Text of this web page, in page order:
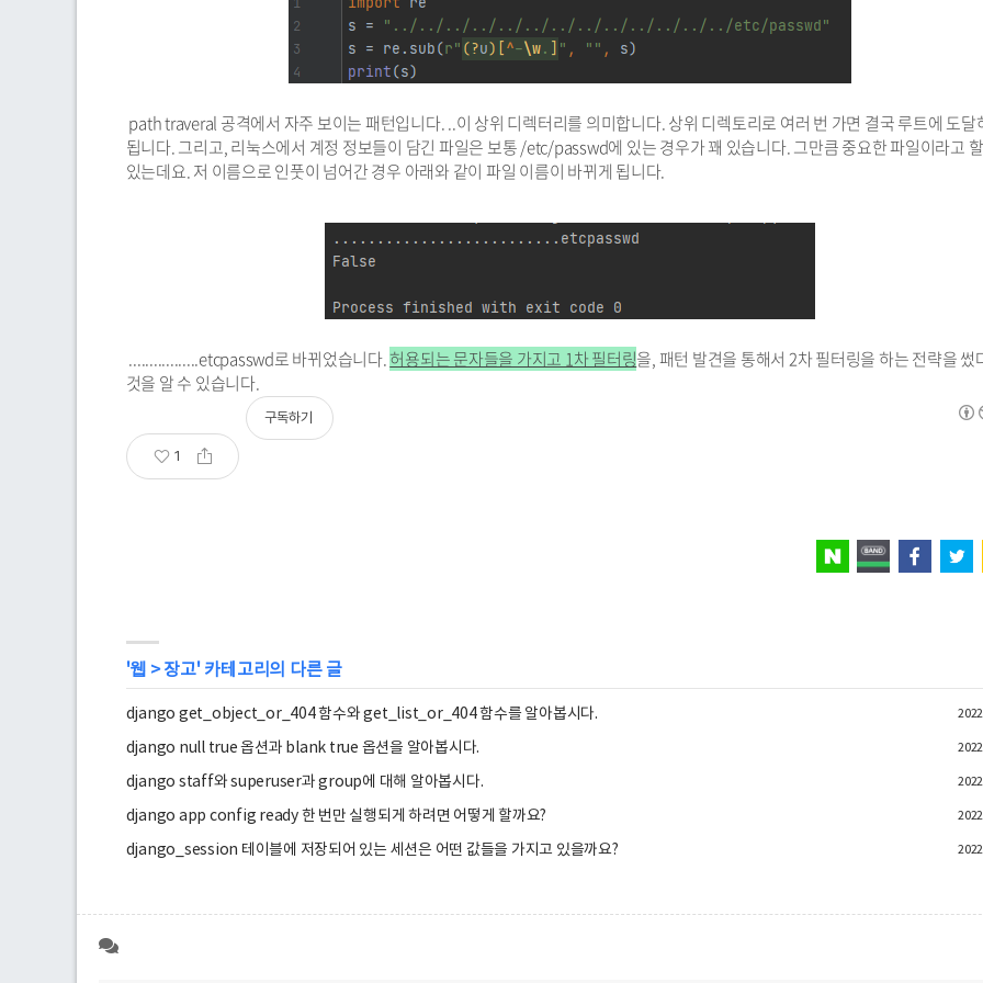
path traveral 공격에서 자주 보이는 패턴입니다. ..이 상위 디렉터리를 의미합니다. 상위 디렉토리로 여러 번 가면 결국 루트에 도달
됩니다. 그리고, 리눅스에서 계정 정보들이 담긴 파일은 보통 /etc/passwd에 있는 경우가 꽤 있습니다. 그만큼 중요한 파일이라고
있는데요. 저 이름으로 인풋이 넘어간 경우 아래와 같이 파일 이름이 바뀌게 됩니다.
.................etcpasswd로 바뀌었습니다.허용되는 문자들을 가지고 1차 필터링을, 패턴 발견을 통해서 2차 필터링을 하는 전략을 썼
것을 알 수 있습니다.
1
구독하기
'웹 >장고' 카테고리의 다른 글
django get_object_or_404 함수와 get_list_or_404 함수를 알아봅시다.
django null true 옵션과 blank true 옵션을 알아봅시다.
django staff와 superuser과 group에 대해 알아봅시다.
django app config ready 한 번만 실행되게 하려면 어떻게 할까요?
django_session 테이블에 저장되어 있는 세션은 어떤 값들을 가지고 있을까요?